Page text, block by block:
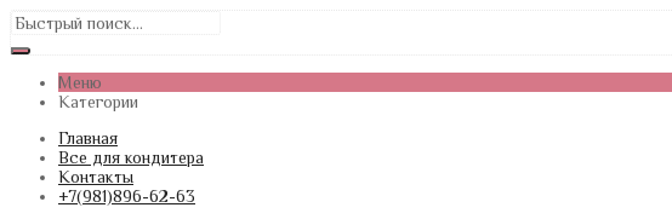
Меню
Категории
Главная
Все для кондитера
Контакты
+7(981)896-62-63